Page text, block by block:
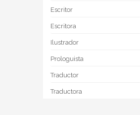
Escritor
Escritora
Ilustrador
Prologuista
Traductor
Traductora